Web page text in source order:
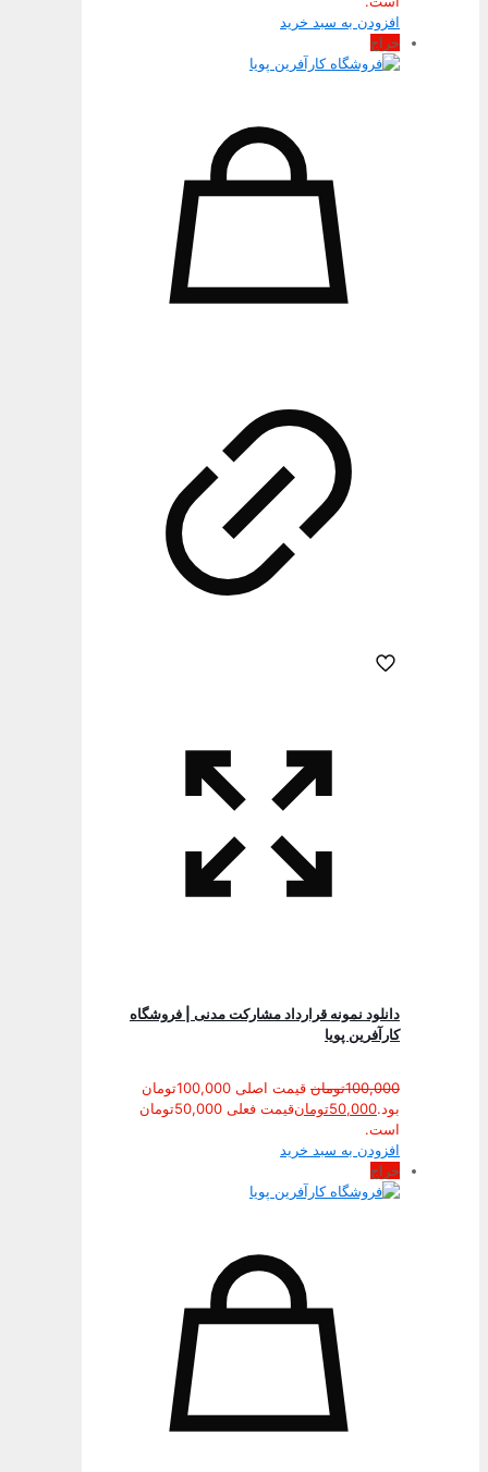
افزودن به سبد خرید
حراج
دانلود نمونه قرارداد مشارکت مدنی | فروشگاه
کارآفرین پویا
100,000تومان
قیمت اصلی 100,000تومان
بود.50,000تومان
قیمت فعلی 50,000تومان
است.
افزودن به سبد خرید
حراج